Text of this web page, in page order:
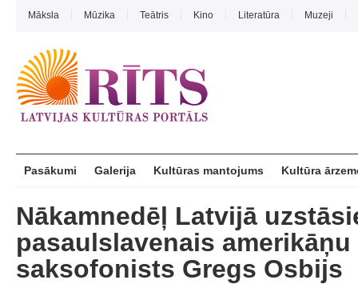
Māksla Mūzika Teātris Kino Literatūra Muzeji
Pasākumi Galerija Kultūras mantojums Kultūra
Nākamnedēļ Latvijā
pasaulslavenais amerikāņu
saksofonists Gregs Osbijs